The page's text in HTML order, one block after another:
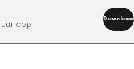
app
Download
nu